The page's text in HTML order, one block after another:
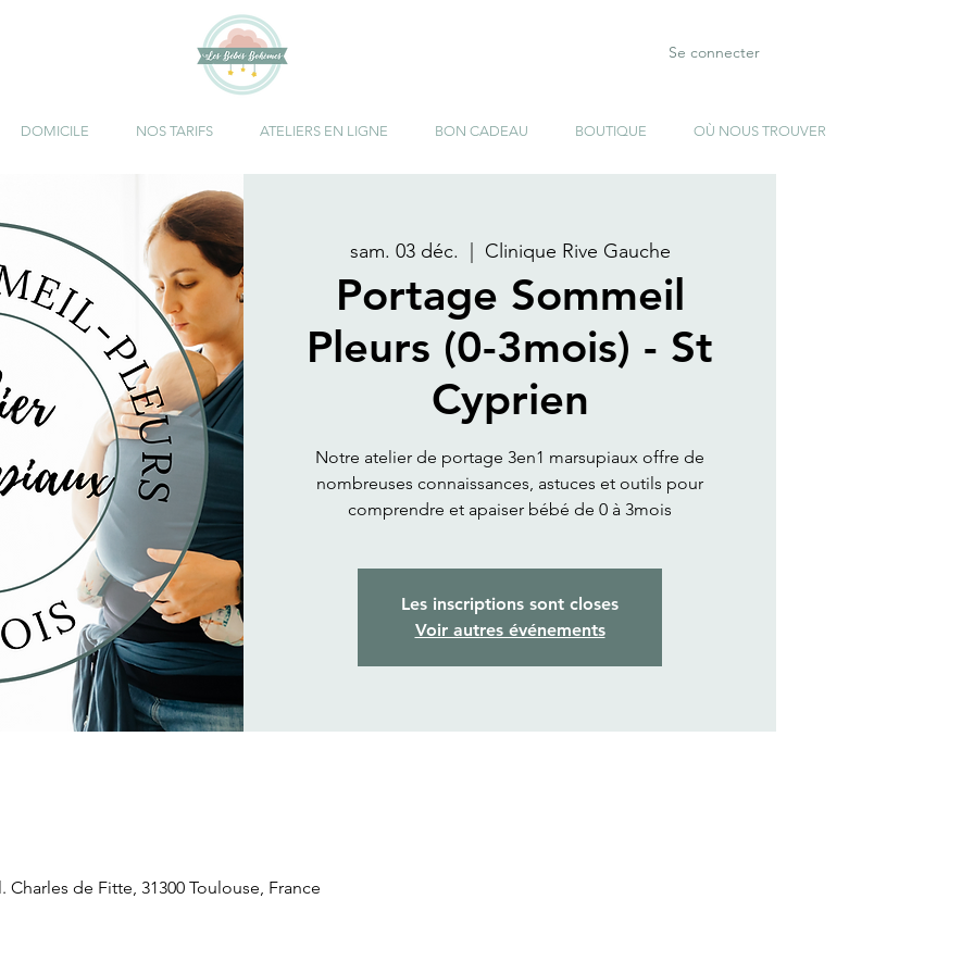
Se connecter
DOMICILE NOS TARIFS ATELIERS EN LIGNE BON CADEAU BOUTIQUE OÙ NOUS TROUVER
sam. 03 déc. Clinique Rive Gauche
Portage Sommeil
Pleurs (0-3mois) - St
Cyprien
Notre atelier de portage 3en1 marsupiaux offre de
nombreuses connaissances, astuces et outils pour
comprendre et apaiser bébé de 0 à 3mois
Les inscriptions sont closes
Voir autres événements
Charles de Fitte, 31300 Toulouse, France